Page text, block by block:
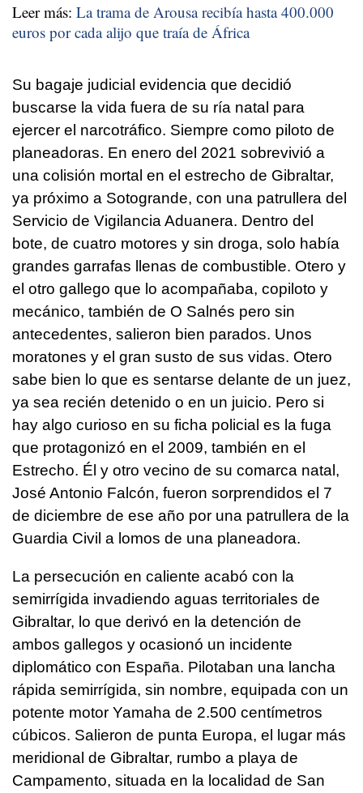
Leer más: La trama de Arousa recibía hasta 400.000
euros por cada alijo que traía de África
Su bagaje judicial evidencia que decidió
buscarse la vida fuera de su ría natal para
ejercer el narcotráfico. Siempre como piloto de
planeadoras. En enero del 2021 sobrevivió a
una colisión mortal en el estrecho de Gibraltar,
ya próximo a Sotogrande, con una patrullera del
Servicio de Vigilancia Aduanera. Dentro del
bote, de cuatro motores y sin droga, solo había
grandes garrafas llenas de combustible. Otero y
el otro gallego que lo acompañaba, copiloto y
mecánico, también de O Salnés pero sin
antecedentes, salieron bien parados. Unos
moratones y el gran susto de sus vidas. Otero
sabe bien lo que es sentarse delante de un juez,
ya sea recién detenido o en un juicio. Pero si
hay algo curioso en su ficha policial es la fuga
que protagonizó en el 2009, también en el
Estrecho. Él y otro vecino de su comarca natal,
José Antonio Falcón, fueron sorprendidos el 7
de diciembre de ese año por una patrullera de la
Guardia Civil a lomos de una planeadora.
La persecución en caliente acabó con la
semirrígida invadiendo aguas territoriales de
Gibraltar, lo que derivó en la detención de
ambos gallegos y ocasionó un incidente
diplomático con España. Pilotaban una lancha
rápida semirrígida, sin nombre, equipada con un
potente motor Yamaha de 2.500 centímetros
cúbicos. Salieron de punta Europa, el lugar más
meridional de Gibraltar, rumbo a playa de
Campamento, situada en la localidad de San